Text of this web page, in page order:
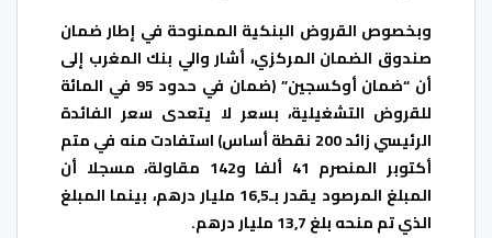
وبخصوص القروض البنكية الممنوحة في إطار ضمان
صندوق الضمان المركزي، أشار والي بنك المغرب إلى
أن “ضمان أوكسجين” (ضمان في حدود 95 في المائة
للقروض التشغيلية، بسعر لا يتعدى سعر الفائدة
الرئيسي زائد 200 نقطة أساس) استفادت منه في متم
أكتوبر المنصرم 41 ألفا و142 مقاولة، مسجلا أن
المبلغ المرصود يقدر بـ16,5 مليار درهم، بينما المبلغ
الذي تم منحه بلغ 13,7 مليار درهم.